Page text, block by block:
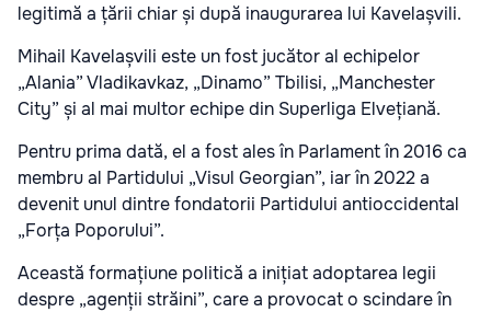
legitimă a țării chiar și după inaugurarea lui Kavelașvili.
Mihail Kavelașvili este un fost jucător al echipelor
„Alania” Vladikavkaz, „Dinamo” Tbilisi, „Manchester
City” și al mai multor echipe din Superliga Elvețiană.
Pentru prima dată, el a fost ales în Parlament în 2016 ca
membru al Partidului „Visul Georgian”, iar în 2022 a
devenit unul dintre fondatorii Partidului antioccidental
„Forța Poporului”.
Această formațiune politică a inițiat adoptarea legii
despre „agenții străini”, care a provocat o scindare în